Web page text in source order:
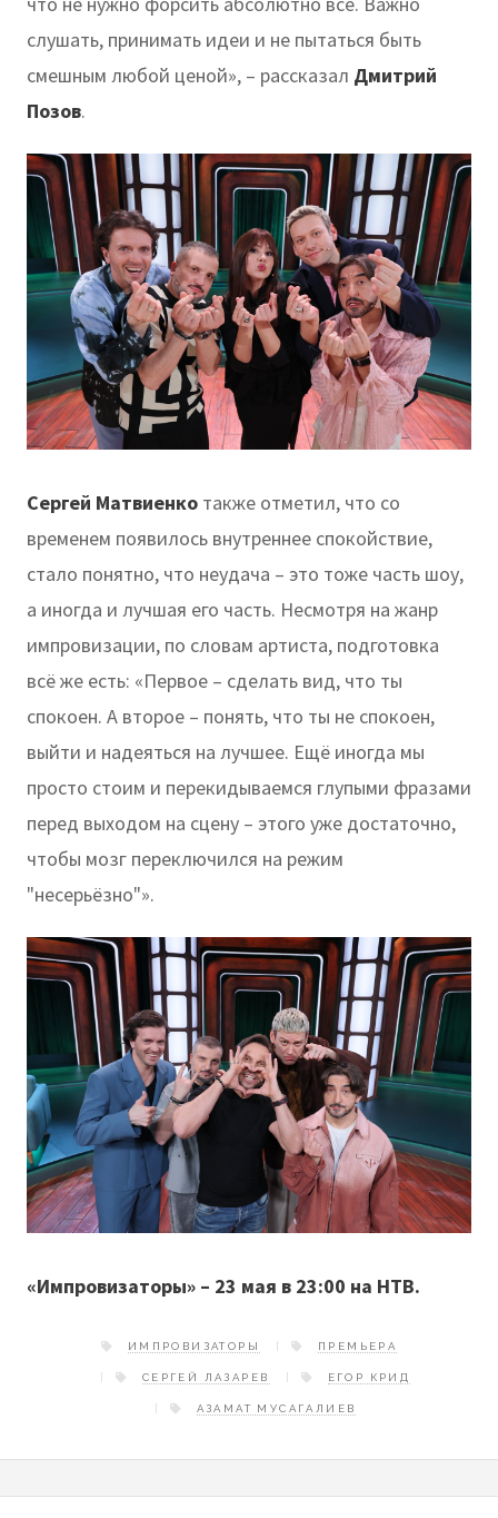
слушать, принимать идеи и не пытаться быть
смешным любой ценой», – рассказал Дмитрий
Позов.
Сергей Матвиенко также отметил, что со
временем появилось внутреннее спокойствие,
стало понятно, что неудача – это тоже часть шоу,
а иногда и лучшая его часть. Несмотря на жанр
импровизации, по словам артиста, подготовка
всё же есть: «Первое – сделать вид, что ты
спокоен. А второе – понять, что ты не спокоен,
выйти и надеяться на лучшее. Ещё иногда мы
просто стоим и перекидываемся глупыми фразами
перед выходом на сцену – этого уже достаточно,
чтобы мозг переключился на режим
"несерьёзно"».
«Импровизаторы» – 23 мая в 23:00 на НТВ.
ИМПРОВИЗАТОРЫ ПРЕМЬЕРА
СЕРГЕЙ ЛАЗАРЕВ ЕГОР КРИД
АЗАМАТ МУСАГАЛИЕВ